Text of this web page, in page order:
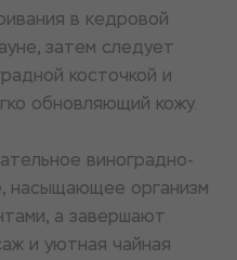
в кедровой
затем следует
косточкой и
обновляющий кожу.
виноградно-
насыщающее организм
а завершают
и уютная чайная